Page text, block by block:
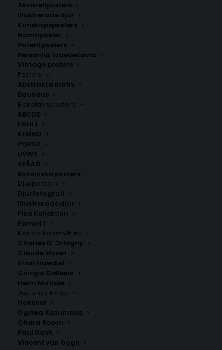
Akvarellposters
Illustrerade djur
Kunskapsposters
Namnposter
Patentposters
Personlig födelsetavla
Vintage posters
Posters
Abstrakta motiv
Bauhaus
Bokstavsposters
ABCDE
FGHIJ
KLMNO
PQRST
UVWX
YZÅÄÖ
Botaniska posters
Djurposters
Djurfotografi
Illustrerade djur
Fika Kollektion
Formel 1
Kända konstnärer
Charles D’ Orbigny
Claude Monet
Ernst Haeckel
Giorgio Gallesio
Henri Matisse
Japansk konst
Hokusai
Ogawa Kazumasa
Ohara Koson
Paul Nash
Vincent van Gogh
Kökstavlor, Sommarposters
ANDRA KÖPTE ÄVEN
Aperol Spritz Cocktail Poster
Fr.